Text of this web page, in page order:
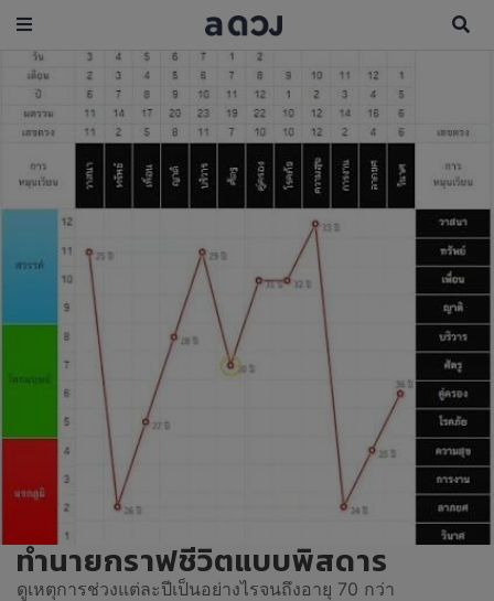
ทำนายกราฟชีวิตแบบพิสดาร
ดูเหตุการช่วงแต่ละปีเป็นอย่างไรจนถึงอายุ 70 กว่า